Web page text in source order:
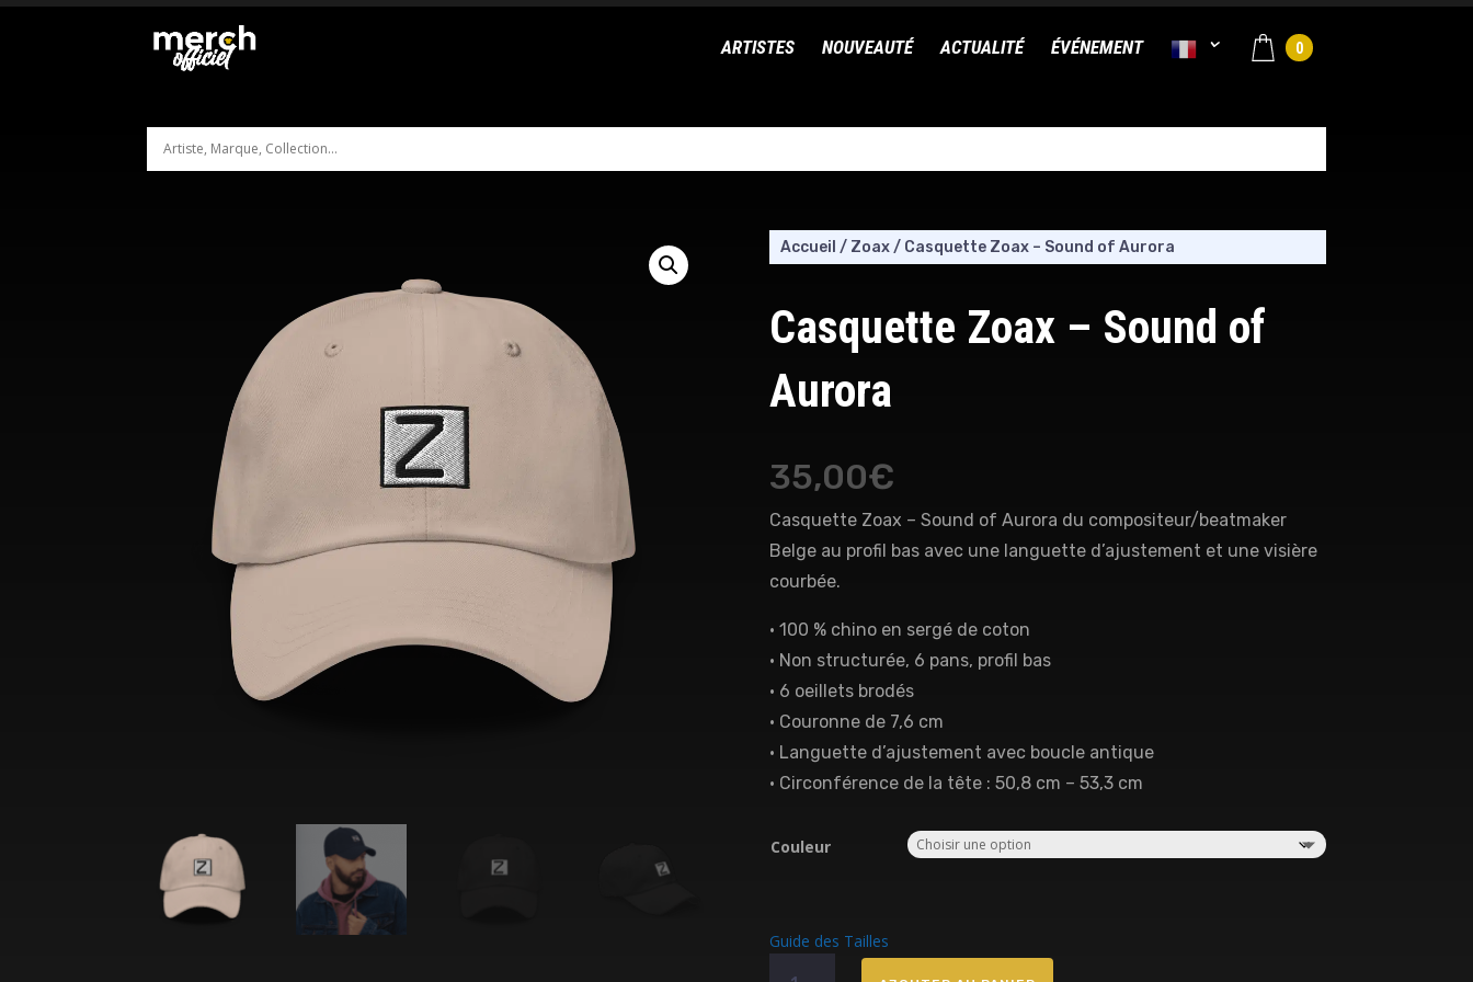
ARTISTES NOUVEAUTÉ ACTUALITÉ ÉVÉNEMENT 0
Accueil / Zoax/ Casquette Zoax – Sound of Aurora
Casquette Zoax – Sound of
Aurora
35,00€
Casquette Zoax – Sound of Aurora du compositeur/beatmaker
Belge au profil bas avec une languette d’ajustement et une visière
courbée.
• 100 % chino en sergé de coton
• Non structurée, 6 pans, profil bas
• 6 oeillets brodés
• Couronne de 7,6 cm
• Languette d’ajustement avec boucle antique
• Circonférence de la tête : 50,8 cm – 53,3 cm
Couleur
Guide des Tailles